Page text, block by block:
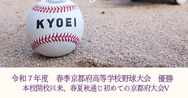
​令和７年度 春季京都府高等学校野球大会 優勝
本校開校以来、春夏秋通じ初めての京都府大会V